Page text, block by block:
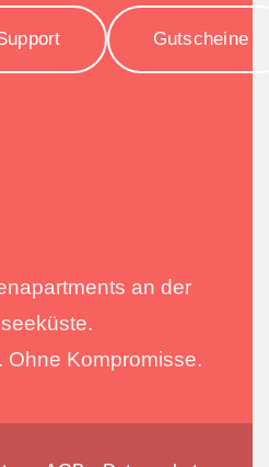
Gutscheine
an der
Ohne Kompromisse.